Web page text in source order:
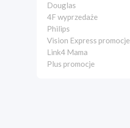
Douglas
4F wyprzedaże
Philips
Vision Express promocje
Link4 Mama
Plus promocje